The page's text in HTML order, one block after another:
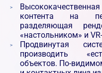
контента на
разделяющая
«настольником» и
Продвинутая
производить
объектов. По-